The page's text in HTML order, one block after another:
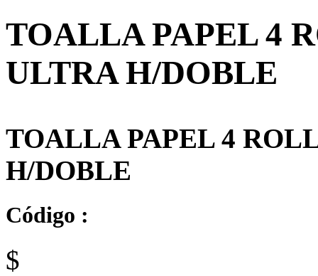
TOALLA PAPEL 4
ULTRA H/DOBLE
TOALLA PAPEL 4
H/DOBLE
Código :
$